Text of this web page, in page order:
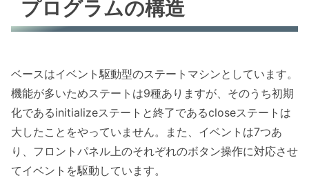
プログラムの構造
ベースはイベント駆動型のステートマシンとしています。
機能が多いためステートは9種ありますが、そのうち初期
化であるinitializeステートと終了であるcloseステートは
大したことをやっていません。また、イベントは7つあ
り、フロントパネル上のそれぞれのボタン操作に対応させ
てイベントを駆動しています。